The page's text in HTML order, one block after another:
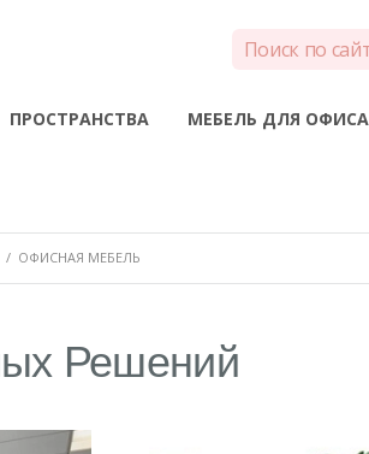
ПРОСТРАНСТВА МЕБЕЛЬ ДЛЯ ОФИСА
/ ОФИСНАЯ МЕБЕЛЬ
Решений